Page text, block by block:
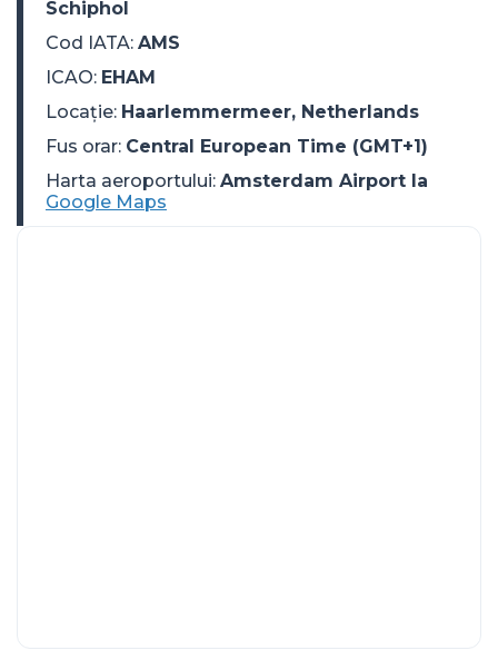
Schiphol
Cod IATA: AMS
ICAO: EHAM
Locație: Haarlemmermeer, Netherlands
Fus orar: Central European Time (GMT+1)
Harta aeroportului: Amsterdam Airport la
Google Maps